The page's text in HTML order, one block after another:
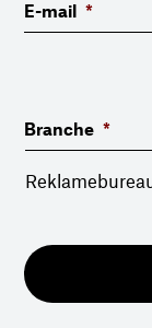
E-mail *
Branche *